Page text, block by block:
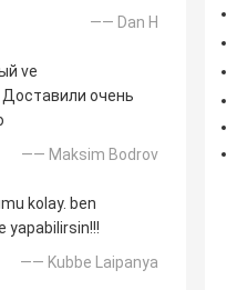
—— Dan H
ve
очень
—— Maksim Bodrov
kolay. ben
yapabilirsin!!!
—— Kubbe Laipanya